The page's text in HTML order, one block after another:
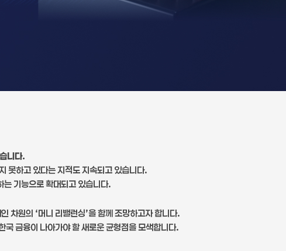
니다.
못하고 있다는 지적도 지속되고 있습니다.
는 기능으로 확대되고 있습니다.
차원의 ‘머니 리밸런싱’을 함께 조망하고자 합니다.
금융이 나아가야 할 새로운 균형점을 모색합니다.